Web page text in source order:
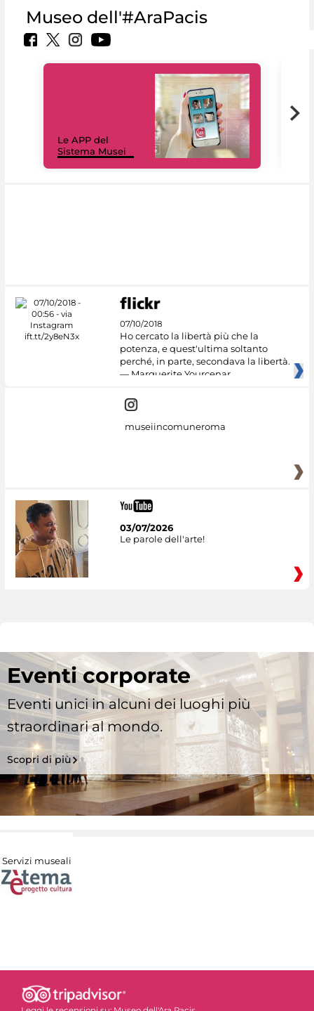
Museo dell'#AraPacis
Le APP del
Sistema Musei
07/10/2018
Ho cercato la libertà più che la
potenza, e quest'ultima soltanto
perché, in parte, secondava la libertà.
— Marguerite Yourcenar
museiincomuneroma
03/07/2026
Le parole dell'arte!
Eventi corporate
Eventi unici in alcuni dei luoghi più
straordinari al mondo.
Scopri di più
Servizi museali